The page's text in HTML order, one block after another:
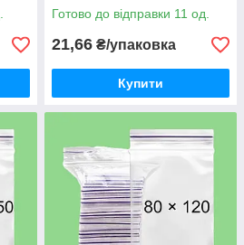
Готово до відправки 11 од.
21,66 ₴/упаковка
Купити